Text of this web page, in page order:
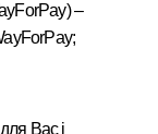
–
;
Вас і